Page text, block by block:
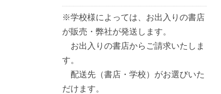
※学校様によっては、お出入りの書店
が販売・弊社が発送します。
お出入りの書店からご請求いたしま
す。
配送先（書店・学校）がお選びいた
だけます。